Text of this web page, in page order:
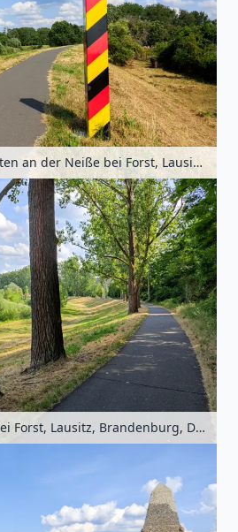
Deich und Grenzpfosten an der Neiße bei Forst, Lausitz, Brandenburg, Deutschland
Deich an der Neiße bei Forst, Lausitz, Brandenburg, Deutschland